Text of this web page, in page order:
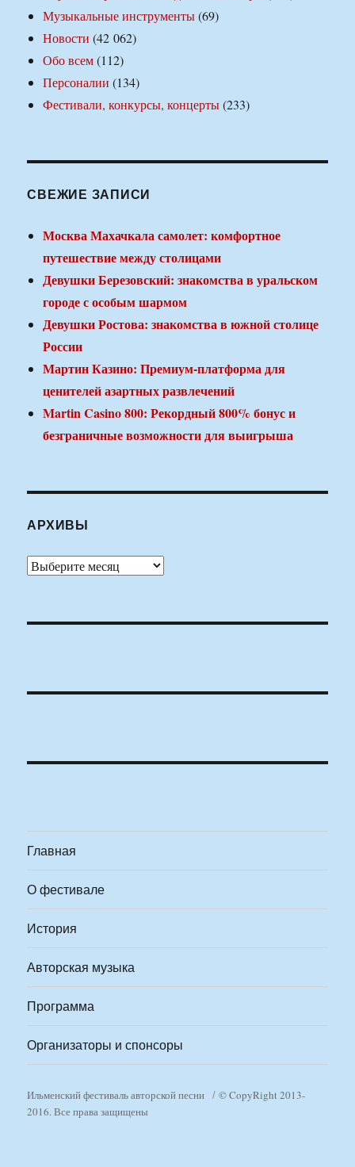
Музыкальные инструменты(69)
Новости (42 062)
Обо всем(112)
Персоналии (134)
Фестивали, конкурсы, концерты(233)
СВЕЖИЕ ЗАПИСИ
Москва Махачкала самолет: комфортное
путешествие между столицами
Девушки Березовский: знакомства в уральском
городе с особым шармом
Девушки Ростова: знакомства в южной столице
России
Мартин Казино: Премиум-платформа для
ценителей азартных развлечений
Martin Casino 800: Рекордный 800% бонус и
безграничные возможности для выигрыша
АРХИВЫ
Архивы
Главная
О фестивале
История
Авторская музыка
Программа
Организаторы и спонсоры
Ильменский фестиваль авторской песни
© CopyRight 2013-
2016. Все права защищены